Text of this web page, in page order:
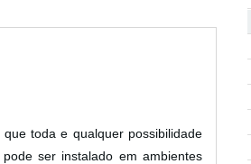
toda e qualquer possibilidade
ser instalado em ambientes